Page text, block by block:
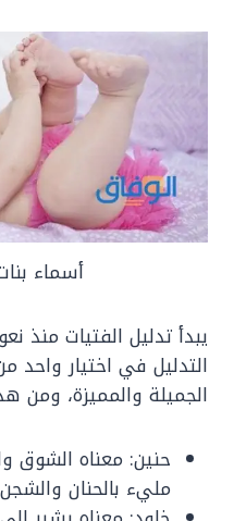
أسماء
يبدأ تدليل الفتيات منذ
التدليل في اختيار واحد
الجميلة والمميزة، ومن
حنين: معناه الشوق
مليء بالحنان